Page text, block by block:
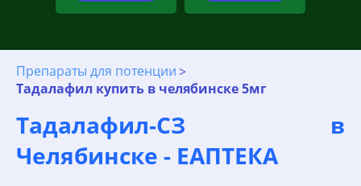
Препараты для потенции
Тадалафил купить в челябинске 5мг
Тадалафил-СЗ в
Челябинске - ЕАПТЕКА